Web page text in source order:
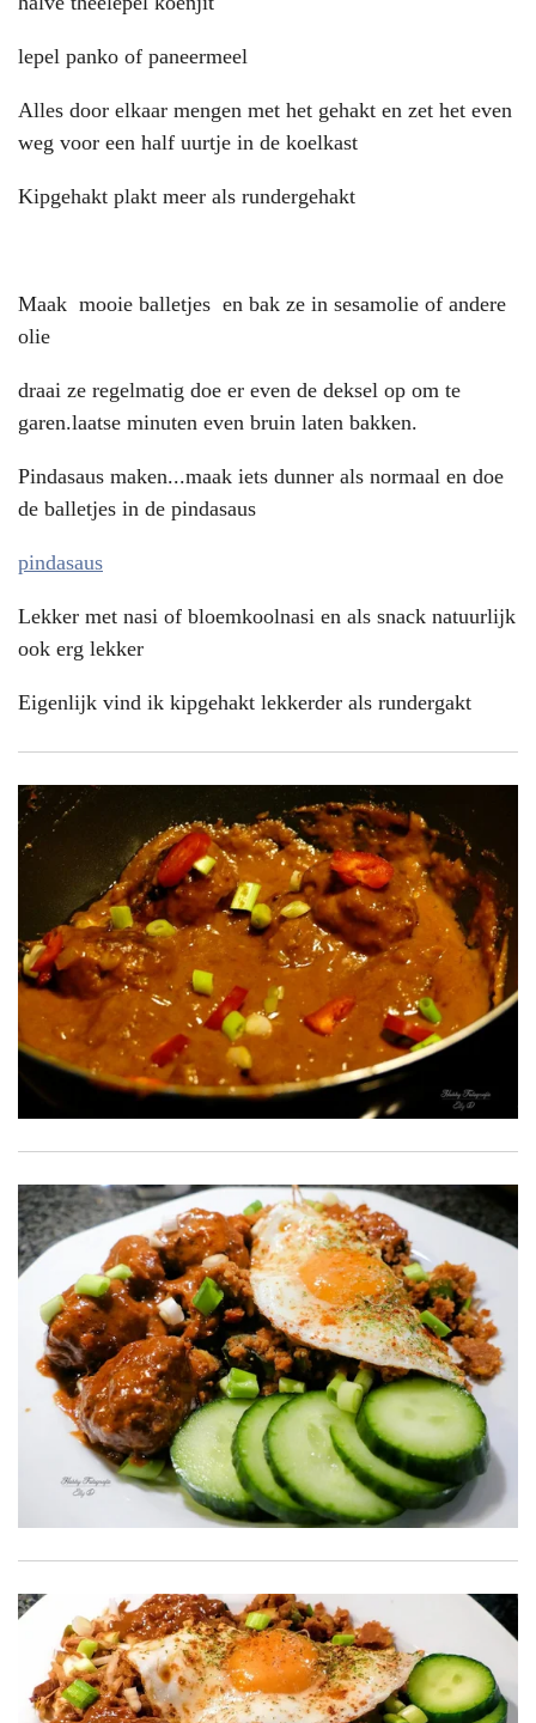
lepel panko of paneermeel
Alles door elkaar mengen met het gehakt en zet het even
weg voor een half uurtje in de koelkast
Kipgehakt plakt meer als rundergehakt
Maak mooie balletjes en bak ze in sesamolie of andere
olie
draai ze regelmatig doe er even de deksel op om te
garen.laatse minuten even bruin laten bakken.
Pindasaus maken...maak iets dunner als normaal en doe
de balletjes in de pindasaus
pindasaus
Lekker met nasi of bloemkoolnasi en als snack natuurlijk
ook erg lekker
Eigenlijk vind ik kipgehakt lekkerder als rundergakt